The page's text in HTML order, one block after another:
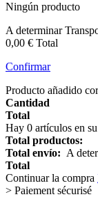
Ningún producto
A determinar
0,00 € Total
Confirmar
Producto añadido
Cantidad
Total
Hay 0 artículos en
Total productos:
Total envío: A
Total
Continuar la compra
> Paiement sécurisé